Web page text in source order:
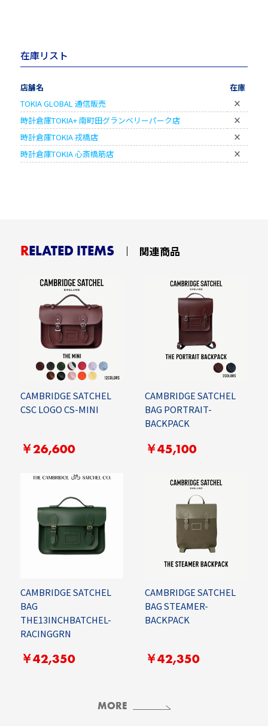
在庫リスト
店舗名
在庫
TOKIA GLOBAL 通信販売
×
時計倉庫TOKIA+ 南町田グランベリーパーク店
×
時計倉庫TOKIA 戎橋店
×
時計倉庫TOKIA 心斎橋筋店
×
RELATED ITEMS 関連商品
CAMBRIDGE SATCHEL
CSC LOGO CS-MINI
￥26,600
CAMBRIDGE SATCHEL
BAG PORTRAIT-
BACKPACK
￥45,100
CAMBRIDGE SATCHEL
BAG
THE13INCHBATCHEL-
RACINGGRN
￥42,350
CAMBRIDGE SATCHEL
BAG STEAMER-
BACKPACK
￥42,350
MORE